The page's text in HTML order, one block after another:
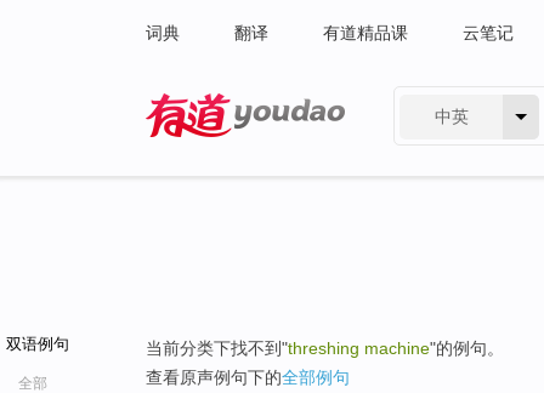
词典 翻译 有道精品课 云笔记
中英
双语例句
全部
当前分类下找不到"threshing machine"的例句。
查看原声例句下的全部例句